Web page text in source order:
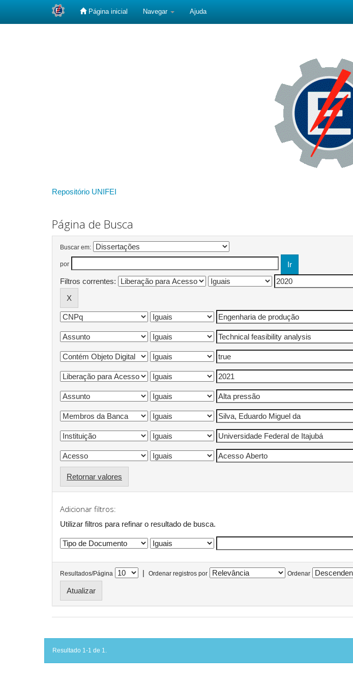
Página inicial Navegar Ajuda
Repositório UNIFEI
Página de Busca
Buscar em:
por
Filtros correntes:
Retornar valores
Adicionar filtros:
Utilizar filtros para refinar o resultado de busca.
Resultados/Página | Ordenar registros por Ordenar
Resultado 1-1 de 1.